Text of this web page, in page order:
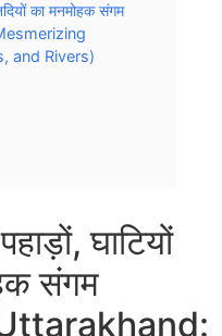
का मनमोहक संगम
and Rivers)
घाटियों
संगम